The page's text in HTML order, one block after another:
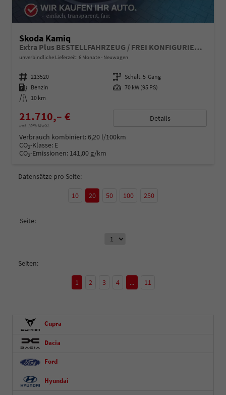
Skoda Kamiq
Extra Plus BESTELLFAHRZEUG / FREI KONFIGURIERBAR
unverbindliche Lieferzeit: 6 Monate Neuwagen
Fahrzeugnummer 213520 Getriebe Schalt. 5-Gang
Kraftstoff Benzin Leistung 70 kW (95 PS)
Kilometerstand 10 km
21.710,– €
incl. 19% MwSt.
Details
Verbrauch kombiniert:6,20 l/100km
CO2-Klasse: E
CO2-Emissionen: 141,00 g/km
Datensätze pro Seite:
10 20 50 100 250
Seite:
Seiten:
1 2 3 4 ... 11
Cupra
Dacia
Ford
Hyundai